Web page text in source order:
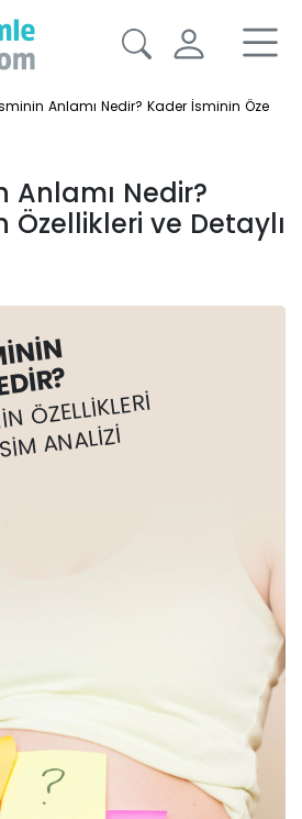
Anlamı Nedir? Kader İsminin
Anlamı Nedir?
Özellikleri ve Detaylı
ÖZELLIKLERI
ANALIZI